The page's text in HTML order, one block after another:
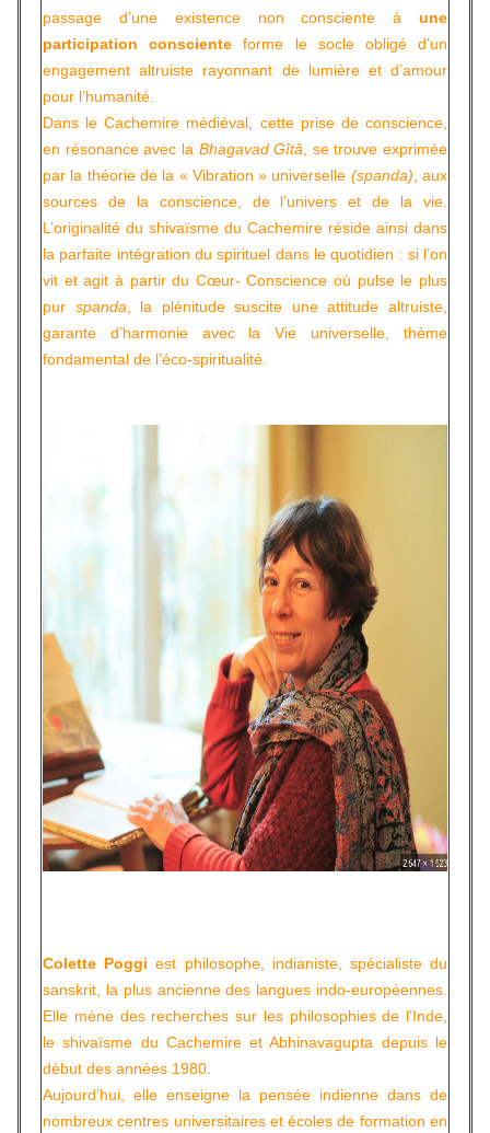
passage d’une existence non consciente à une
participation consciente forme le socle obligé d’un
engagement altruiste rayonnant de lumière et d’amour
pour l’humanité.
Dans le Cachemire médiéval, cette prise de conscience,
en résonance avec la Bhagavad Gîtâ , se trouve exprimée
par la théorie de la « Vibration » universelle (spanda) , aux
sources de la conscience, de l’univers et de la vie.
L’originalité du shivaïsme du Cachemire réside ainsi dans
la parfaite intégration du spirituel dans le quotidien : si l’on
vit et agit à partir du Cœur- Conscience où pulse le plus
pur spanda , la plénitude suscite une attitude altruiste,
garante d’harmonie avec la Vie universelle, thème
fondamental de l’éco-spiritualité.
Colette Poggi est philosophe, indianiste, spécialiste du
sanskrit, la plus ancienne des langues indo-européennes.
Elle mène des recherches sur les philosophies de l’Inde,
le shivaïsme du Cachemire et Abhinavagupta depuis le
début des années 1980.
Aujourd’hui, elle enseigne la pensée indienne dans de
nombreux centres universitaires et écoles de formation en